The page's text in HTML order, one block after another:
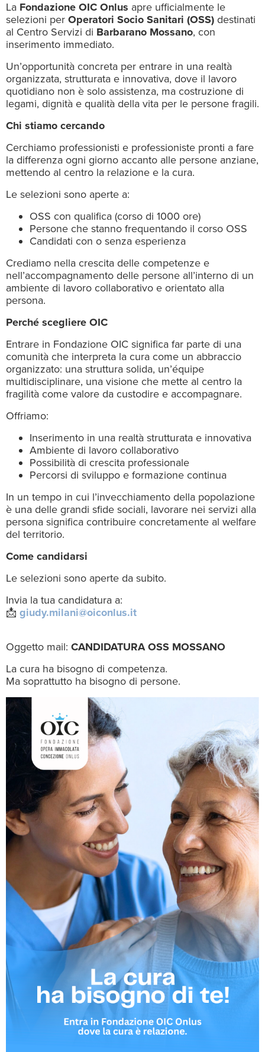
La Fondazione OIC Onlus apre ufficialmente le
selezioni per Operatori Socio Sanitari (OSS) destinati
al Centro Servizi di Barbarano Mossano, con
inserimento immediato.
Un’opportunità concreta per entrare in una realtà
organizzata, strutturata e innovativa, dove il lavoro
quotidiano non è solo assistenza, ma costruzione di
legami, dignità e qualità della vita per le persone fragili.
Chi stiamo cercando
Cerchiamo professionisti e professioniste pronti a fare
la differenza ogni giorno accanto alle persone anziane,
mettendo al centro la relazione e la cura.
Le selezioni sono aperte a:
OSS con qualifica (corso di 1000 ore)
Persone che stanno frequentando il corso OSS
Candidati con o senza esperienza
Crediamo nella crescita delle competenze e
nell’accompagnamento delle persone all’interno di un
ambiente di lavoro collaborativo e orientato alla
persona.
Perché scegliere OIC
Entrare in Fondazione OIC significa far parte di una
comunità che interpreta la cura come un abbraccio
organizzato: una struttura solida, un’équipe
multidisciplinare, una visione che mette al centro la
fragilità come valore da custodire e accompagnare.
Offriamo:
Inserimento in una realtà strutturata e innovativa
Ambiente di lavoro collaborativo
Possibilità di crescita professionale
Percorsi di sviluppo e formazione continua
In un tempo in cui l’invecchiamento della popolazione
è una delle grandi sfide sociali, lavorare nei servizi alla
persona significa contribuire concretamente al welfare
del territorio.
Come candidarsi
Le selezioni sono aperte da subito.
Invia la tua candidatura a:
📩 giudy.milani@oiconlus.it
Oggetto mail: CANDIDATURA OSS MOSSANO
La cura ha bisogno di competenza.
Ma soprattutto ha bisogno di persone.